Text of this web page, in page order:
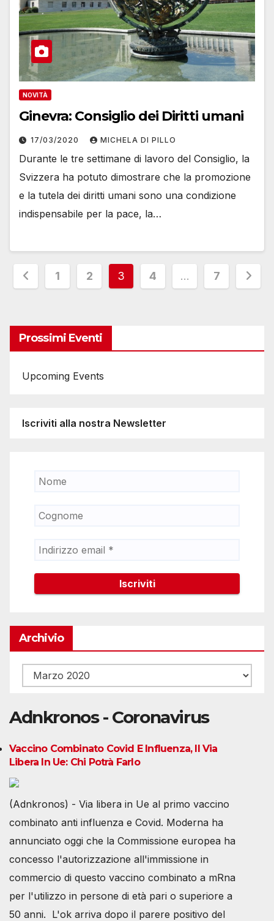
NOVITÀ
Ginevra: Consiglio dei Diritti umani
17/03/2020 MICHELA DI PILLO
Durante le tre settimane di lavoro del Consiglio, la
Svizzera ha potuto dimostrare che la promozione
e la tutela dei diritti umani sono una condizione
indispensabile per la pace, la…
Paginazione
articoli
1 2 3 4 … 7
Prossimi Eventi
Upcoming Events
Iscriviti alla nostra Newsletter
Archivio
Archivio
Adnkronos - Coronavirus
Vaccino Combinato Covid E Influenza, Il Via
Libera In Ue: Chi Potrà Farlo
(Adnkronos) - Via libera in Ue al primo vaccino
combinato anti influenza e Covid. Moderna ha
annunciato oggi che la Commissione europea ha
concesso l'autorizzazione all'immissione in
commercio di questo vaccino combinato a mRna
per l'utilizzo in persone di età pari o superiore a
50 anni. L'ok arriva dopo il parere positivo del